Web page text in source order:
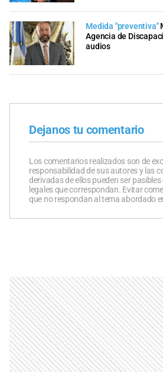
Medida "preventiva"
Agencia de
audios
Dejanos tu comentario
Los comentarios realizados son de
responsabilidad de sus autores y las
derivadas de ellos pueden ser
legales que correspondan. Evitar
que no respondan al tema abordado